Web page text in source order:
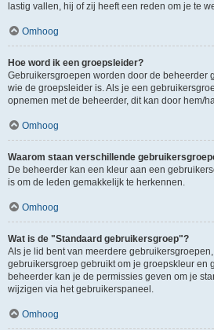
lastig vallen, hij of zij heeft een reden om je te
Omhoog
Hoe word ik een groepsleider?
Gebruikersgroepen worden door de beheerder
wie de groepsleider is. Als je een
opnemen met de beheerder, dit kan door hem/
Omhoog
Waarom staan verschillende
De beheerder kan een kleur aan een
is om de leden gemakkelijk te herkennen.
Omhoog
Wat is de "Standaard gebruikersgroep"?
Als je lid bent van meerdere
gebruikersgroep gebruikt om je groepskleur en
beheerder kan je de permissies geven om je
wijzigen via het gebruikerspaneel.
Omhoog